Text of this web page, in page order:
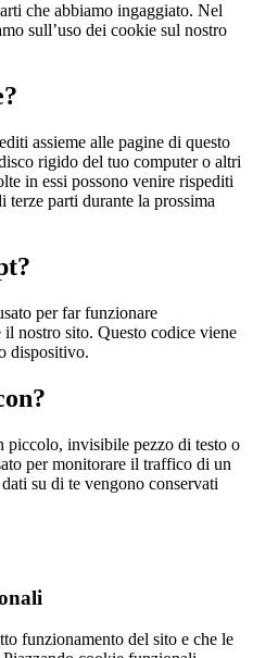
che abbiamo ingaggiato. Nel
sull’uso dei cookie sul nostro
assieme alle pagine di questo
rigido del tuo computer o altri
in essi possono venire rispediti
terze parti durante la prossima
per far funzionare
nostro sito. Questo codice viene
dispositivo.
piccolo, invisibile pezzo di testo o
per monitorare il traffico di un
su di te vengono conservati
funzionamento del sito e che le